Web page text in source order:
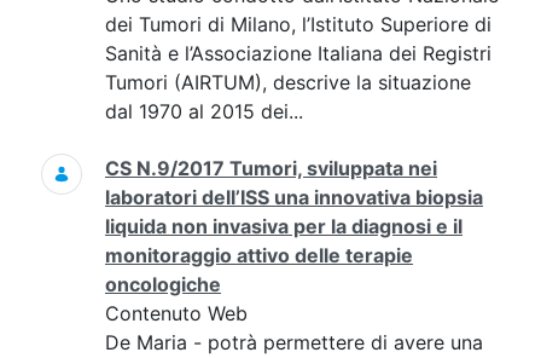
dei Tumori di Milano, l’Istituto Superiore di
Sanità e l’Associazione Italiana dei Registri
Tumori (AIRTUM), descrive la situazione
dal 1970 al 2015 dei...
CS N.9/2017 Tumori, sviluppata nei
laboratori dell’ISS una innovativa biopsia
liquida non invasiva per la diagnosi e il
monitoraggio attivo delle terapie
oncologiche
Contenuto Web
De Maria - potrà permettere di avere una